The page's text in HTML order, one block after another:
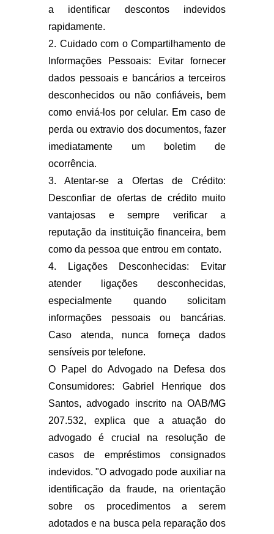
a identificar descontos indevidos
rapidamente.
2. Cuidado com o Compartilhamento de
Informações Pessoais: Evitar fornecer
dados pessoais e bancários a terceiros
desconhecidos ou não confiáveis, bem
como enviá-los por celular. Em caso de
perda ou extravio dos documentos, fazer
imediatamente um boletim de
ocorrência.
3. Atentar-se a Ofertas de Crédito:
Desconfiar de ofertas de crédito muito
vantajosas e sempre verificar a
reputação da instituição financeira, bem
como da pessoa que entrou em contato.
4. Ligações Desconhecidas: Evitar
atender ligações desconhecidas,
especialmente quando solicitam
informações pessoais ou bancárias.
Caso atenda, nunca forneça dados
sensíveis por telefone.
O Papel do Advogado na Defesa dos
Consumidores: Gabriel Henrique dos
Santos, advogado inscrito na OAB/MG
207.532, explica que a atuação do
advogado é crucial na resolução de
casos de empréstimos consignados
indevidos. "O advogado pode auxiliar na
identificação da fraude, na orientação
sobre os procedimentos a serem
adotados e na busca pela reparação dos